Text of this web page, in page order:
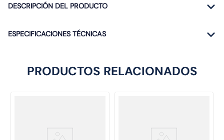
DESCRIPCIÓN DEL PRODUCTO
ESPECIFICACIONES TÉCNICAS
PRODUCTOS RELACIONADOS